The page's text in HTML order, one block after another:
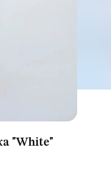
"White"